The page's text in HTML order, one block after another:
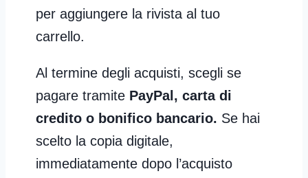
per aggiungere la rivista al tuo
carrello.
Al termine degli acquisti, scegli se
pagare tramite PayPal, carta di
credito o bonifico bancario. Se hai
scelto la copia digitale,
immediatamente dopo l’acquisto